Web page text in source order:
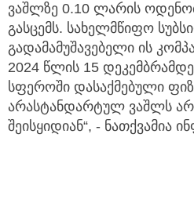
ვაშლზე 0.10 ლარის
გასცემს. სახელმწიფო
გადამამუშავებელი ის
2024 წლის 15
სფეროში დასაქმებული
არასტანდარტულ ვაშლს
შეისყიდიან“, - ნათქვამია